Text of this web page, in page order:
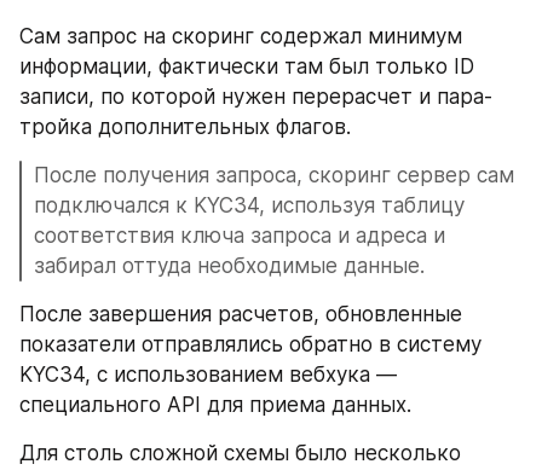
Сам запрос на скоринг содержал минимум
информации, фактически там был только ID
записи, по которой нужен перерасчет и пара-
тройка дополнительных флагов.
После получения запроса, скоринг сервер сам
подключался к KYC34, используя таблицу
соответствия ключа запроса и адреса и
забирал оттуда необходимые данные.
После завершения расчетов, обновленные
показатели отправлялись обратно в систему
KYC34, c использованием вебхука —
специального API для приема данных.
Для столь сложной схемы было несколько